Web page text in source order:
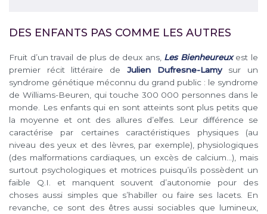
DES ENFANTS PAS COMME LES AUTRES
Fruit d’un travail de plus de deux ans, Les Bienheureux est le
premier récit littéraire de Julien Dufresne-Lamysur un
syndrome génétique méconnu du grand public : le syndrome
de Williams-Beuren, qui touche 300 000 personnes dans le
monde. Les enfants qui en sont atteints sont plus petits que
la moyenne et ont des allures d’elfes. Leur différence se
caractérise par certaines caractéristiques physiques (au
niveau des yeux et des lèvres, par exemple), physiologiques
(des malformations cardiaques, un excès de calcium…), mais
surtout psychologiques et motrices puisqu’ils possèdent un
faible Q.I. et manquent souvent d’autonomie pour des
choses aussi simples que s’habiller ou faire ses lacets. En
revanche, ce sont des êtres aussi sociables que lumineux,